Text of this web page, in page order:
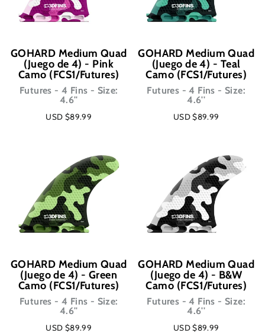
GOHARD Medium Quad
(Juego de 4) - Pink
Camo (FCS1/Futures)
Futures - 4 Fins - Size:
4.6''
USD $89.99
GOHARD Medium Quad
(Juego de 4) - Teal
Camo (FCS1/Futures)
Futures - 4 Fins - Size:
4.6''
USD $89.99
GOHARD Medium Quad
(Juego de 4) - Green
Camo (FCS1/Futures)
Futures - 4 Fins - Size:
4.6''
USD $89.99
GOHARD Medium Quad
(Juego de 4) - B&W
Camo (FCS1/Futures)
Futures - 4 Fins - Size:
4.6''
USD $89.99